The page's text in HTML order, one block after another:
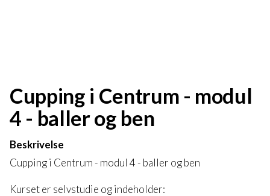
Cupping i Centrum - modul
4 - baller og ben
Beskrivelse
Cupping i Centrum - modul 4 - baller og ben
Kurset er selvstudie og indeholder: